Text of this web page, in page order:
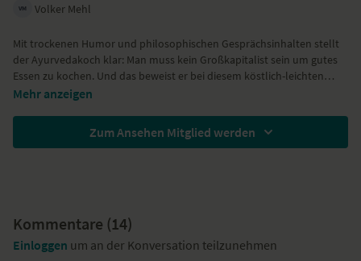
Volker Mehl
Mit trockenen Humor und philosophischen Gesprächsinhalten stellt
der Ayurvedakoch klar: Man muss kein Großkapitalist sein um gutes
Essen zu kochen. Und das beweist er bei diesem köstlich-leichten
Abendgericht. Wichtige Ayurveda-Regel: die Gewürze müssen immer
perfekte Gericht, um bei Gästen Eindruck zu schinden.
Zutaten:
Kreuzkümmel
Gemahlener Koriander
Paprikapulver
Mehr anzeigen
Zum Ansehen Mitglied werden
Kommentare (14)
Einloggen um an der Konversation teilzunehmen